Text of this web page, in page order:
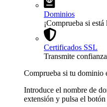
Dominios
¡Comprueba si está
Certificados SSL
Transmite
Comprueba si tu dominio
Introduce el nombre de
extensión y pulsa el botón